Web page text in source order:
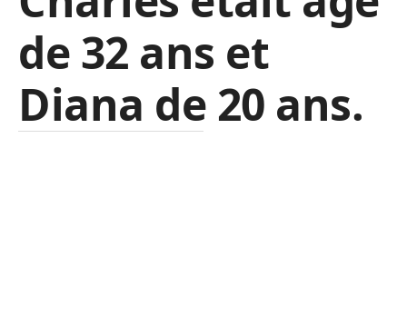
de 32 ans et
Diana de 20 ans.